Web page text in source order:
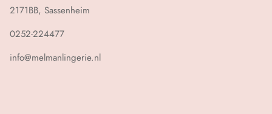
2171BB, Sassenheim
0252-224477
info@melmanlingerie.nl